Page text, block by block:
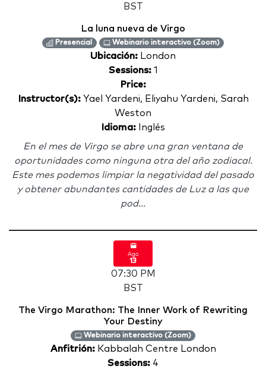
BST
La luna nueva de Virgo
Presencial Webinario interactivo (Zoom)
Ubicación: London
Sessions:1
Price:
Instructor(s):Yael Yardeni, Eliyahu Yardeni, Sarah
Weston
Idioma: Inglés
En el mes de Virgo se abre una gran ventana de
oportunidades como ninguna otra del año zodiacal.
Este mes podemos limpiar la negatividad del pasado
y obtener abundantes cantidades de Luz a las que
pod...
Ago
13
07:30 PM
BST
The Virgo Marathon: The Inner Work of Rewriting
Your Destiny
Webinario interactivo (Zoom)
Anfitrión: Kabbalah Centre London
Sessions: 4